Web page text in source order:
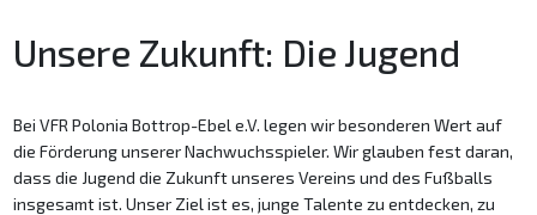
Unsere Zukunft: Die Jugend
Bei VFR Polonia Bottrop-Ebel e.V. legen wir besonderen Wert auf
die Förderung unserer Nachwuchsspieler. Wir glauben fest daran,
dass die Jugend die Zukunft unseres Vereins und des Fußballs
insgesamt ist. Unser Ziel ist es, junge Talente zu entdecken, zu